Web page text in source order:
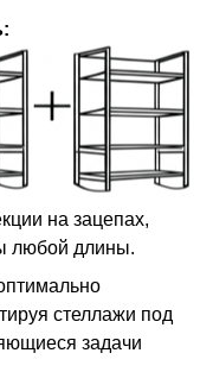
на зацепах,
любой длины.
стеллажи под
задачи